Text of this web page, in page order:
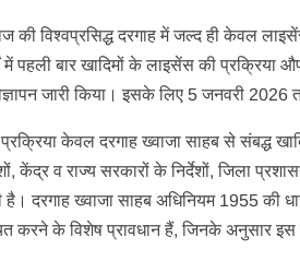
की विश्वप्रसिद्ध दरगाह में जल्द ही केवल
में पहली बार खादिमों के लाइसेंस की
जारी किया। इसके लिए 5 जनवरी
केवल दरगाह ख्वाजा साहब से संबद्ध
केंद्र व राज्य सरकारों के निर्देशों, जिला
है। दरगाह ख्वाजा साहब अधिनियम 1955 की
करने के विशेष प्रावधान हैं, जिनके अनुसार इस